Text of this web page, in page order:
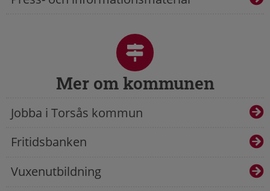
Mer om kommunen
Jobba i Torsås kommun
Fritidsbanken
Vuxenutbildning